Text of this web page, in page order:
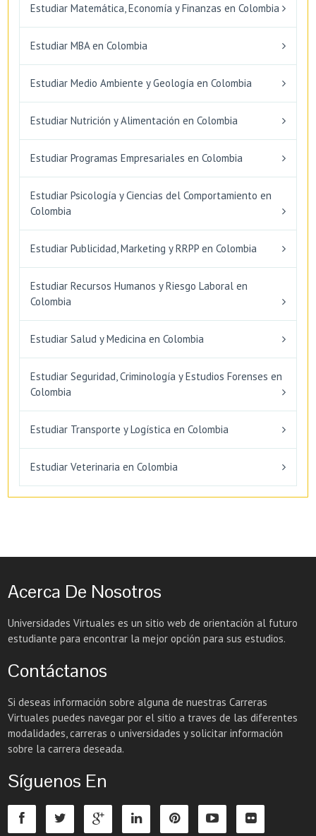
Estudiar Matemática, Economía y Finanzas en Colombia
Estudiar MBA en Colombia
Estudiar Medio Ambiente y Geología en Colombia
Estudiar Nutrición y Alimentación en Colombia
Estudiar Programas Empresariales en Colombia
Estudiar Psicología y Ciencias del Comportamiento en
Colombia
Estudiar Publicidad, Marketing y RRPP en Colombia
Estudiar Recursos Humanos y Riesgo Laboral en
Colombia
Estudiar Salud y Medicina en Colombia
Estudiar Seguridad, Criminología y Estudios Forenses en
Colombia
Estudiar Transporte y Logística en Colombia
Estudiar Veterinaria en Colombia
Acerca De Nosotros
Universidades Virtuales es un sitio web de orientación al futuro
estudiante para encontrar la mejor opción para sus estudios.
Contáctanos
Si deseas información sobre alguna de nuestras Carreras
Virtuales puedes navegar por el sitio a traves de las diferentes
modalidades, carreras o universidades y solicitar información
sobre la carrera deseada.
Síguenos En